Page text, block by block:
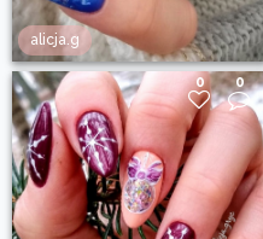
alicja.g
0 0